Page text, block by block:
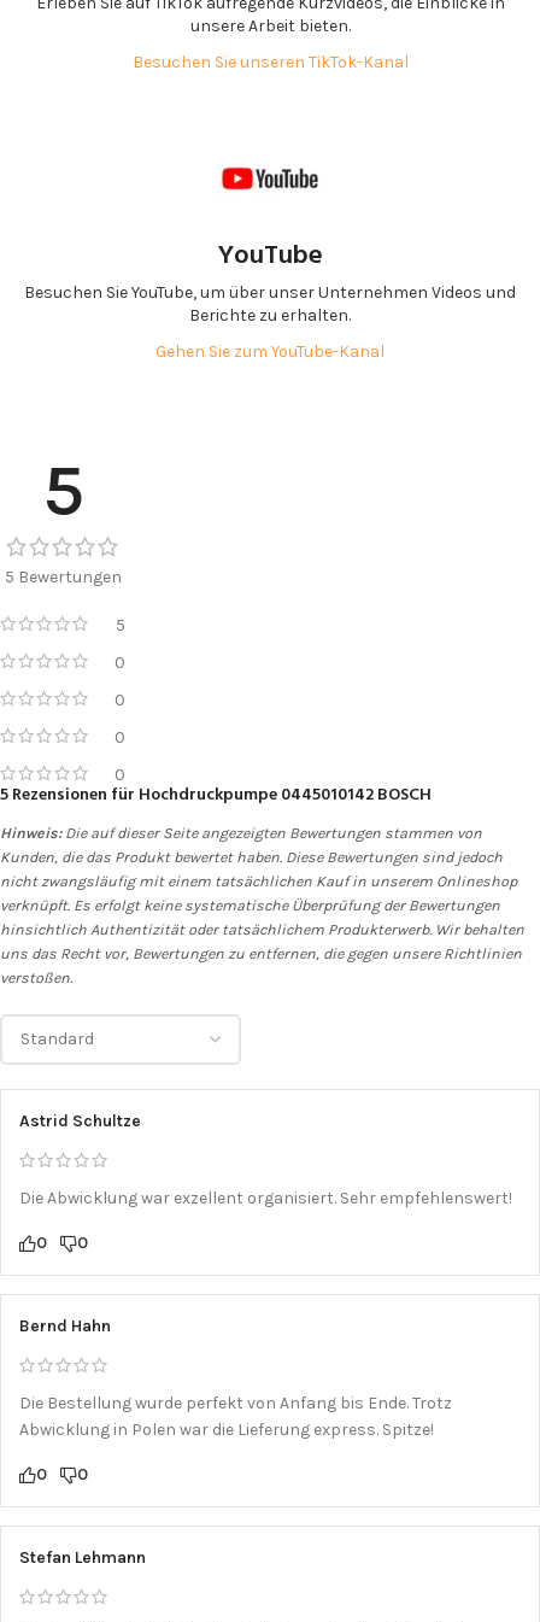
unsere Arbeit bieten.
Besuchen Sie unseren TikTok-Kanal
YouTube
Besuchen Sie YouTube, um über unser Unternehmen Videos und
Berichte zu erhalten.
Gehen Sie zum YouTube-Kanal
5
5 Bewertungen
5
0
0
0
0
5 Rezensionen für Hochdruckpumpe 0445010142 BOSCH
Hinweis:Die auf dieser Seite angezeigten Bewertungen stammen von
Kunden, die das Produkt bewertet haben. Diese Bewertungen sind jedoch
nicht zwangsläufig mit einem tatsächlichen Kauf in unserem Onlineshop
verknüpft. Es erfolgt keine systematische Überprüfung der Bewertungen
hinsichtlich Authentizität oder tatsächlichem Produkterwerb. Wir behalten
uns das Recht vor, Bewertungen zu entfernen, die gegen unsere Richtlinien
verstoßen.
Astrid Schultze
Die Abwicklung war exzellent organisiert. Sehr empfehlenswert!
0 0
Bernd Hahn
Die Bestellung wurde perfekt von Anfang bis Ende. Trotz
Abwicklung in Polen war die Lieferung express. Spitze!
0 0
Stefan Lehmann